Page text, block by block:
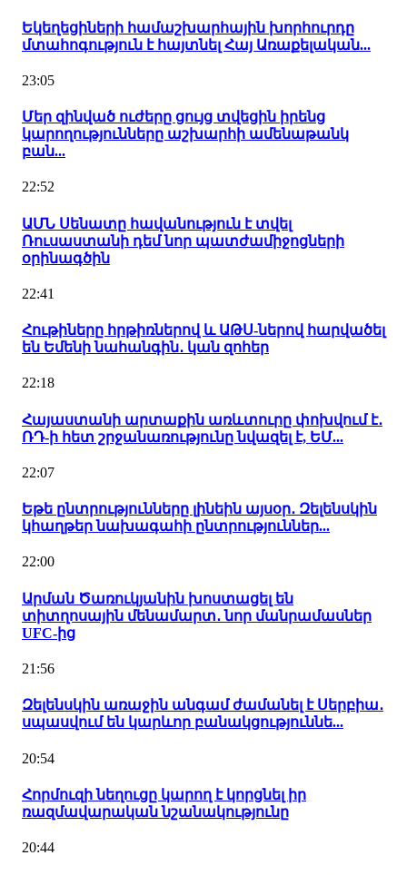
Եկեղեցիների համաշխարհային խորհուրդը
մտահոգություն է հայտնել Հայ Առաքելական...
23:05
Մեր զինված ուժերը ցույց տվեցին իրենց
կարողությունները աշխարհի ամենաթանկ
բան...
22:52
ԱՄՆ Սենատը հավանություն է տվել
Ռուսաստանի դեմ նոր պատժամիջոցների
օրինագծին
22:41
Հութիները հրթիռներով և ԱԹՍ-ներով հարվածել
են Եմենի նահանգին․ կան զոհեր
22:18
Հայաստանի արտաքին առևտուրը փոխվում է․
ՌԴ-ի հետ շրջանառությունը նվազել է, ԵՄ...
22:07
Եթե ընտրությունները լինեին այսօր․ Զելենսկին
կհաղթեր նախագահի ընտրություններ...
22:00
Արման Ծառուկյանին խոստացել են
տիտղոսային մենամարտ․ նոր մանրամասներ
UFC-ից
21:56
Զելենսկին առաջին անգամ ժամանել է Սերբիա․
սպասվում են կարևոր բանակցություննե...
20:54
Հորմուզի նեղուցը կարող է կորցնել իր
ռազմավարական նշանակությունը
20:44